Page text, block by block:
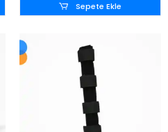
Sepete Ekle